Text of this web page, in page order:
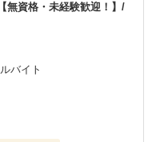
無資格・未経験歓迎！】/
バイト